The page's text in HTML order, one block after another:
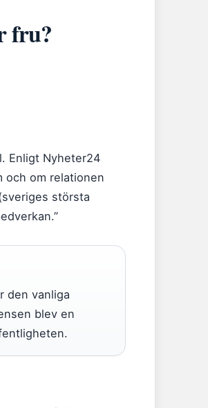
fru?
Enligt Nyheter24
och om relationen
största
den vanliga
blev en